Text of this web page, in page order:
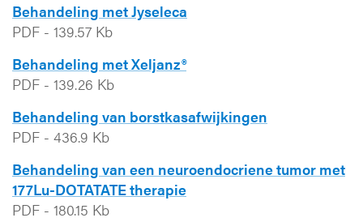
Behandeling met Jyseleca
PDF - 139.57 Kb
Behandeling met Xeljanz®
PDF - 139.26 Kb
Behandeling van borstkasafwijkingen
PDF - 436.9 Kb
Behandeling van een neuroendocriene tumor met
177Lu-DOTATATE therapie
PDF - 180.15 Kb